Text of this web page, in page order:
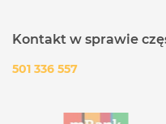
Kontakt w sprawie
501 336 557